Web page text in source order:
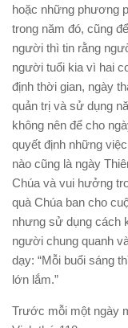
hoặc những phương
trong năm đó, cũng
người thì tin rằng
người tuổi kia vì hai
định thời gian, ngày
quản trị và sử dụng
không nên để cho
quyết định những
nào cũng là ngày
Chúa và vui hưởng
quà Chúa ban cho
nhưng sử dụng cách
người chung quanh
dạy: “Mỗi buổi sáng
lớn lắm.”
Trước mỗi một ngày